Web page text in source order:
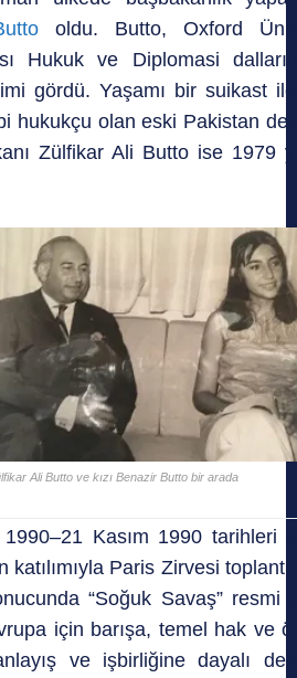
oldu. Butto, Oxford
Hukuk ve Diplomasi
gördü. Yaşamı bir suikast
hukukçu olan eski Pakistan
Zülfikar Ali Butto ise 1979
Ali Butto ve kızı Benazir Butto bir arada
1990–21 Kasım 1990 tarihleri
katılımıyla Paris Zirvesi
“Soğuk Savaş” resmi
için barışa, temel hak ve
anlayış ve işbirliğine dayalı